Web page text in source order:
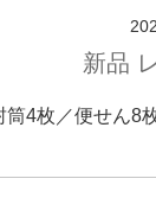
新品
4枚／便せん8